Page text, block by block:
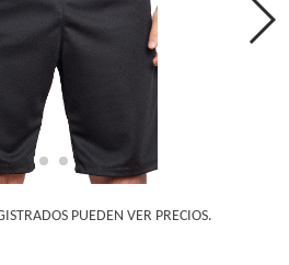
PUEDEN VER PRECIOS.